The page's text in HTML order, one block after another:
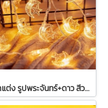
ไฟตกแต่ง รูปพระจันทร์+ดาว สีวอร์มไวท์ 20 หัว